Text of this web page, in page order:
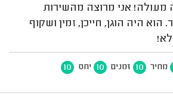
מעולה! אני מרוצה מהשירות
הוא היה הוגן, חייכן, זמין ושקוף
מחיר 10 זמנים 10 יחס 10